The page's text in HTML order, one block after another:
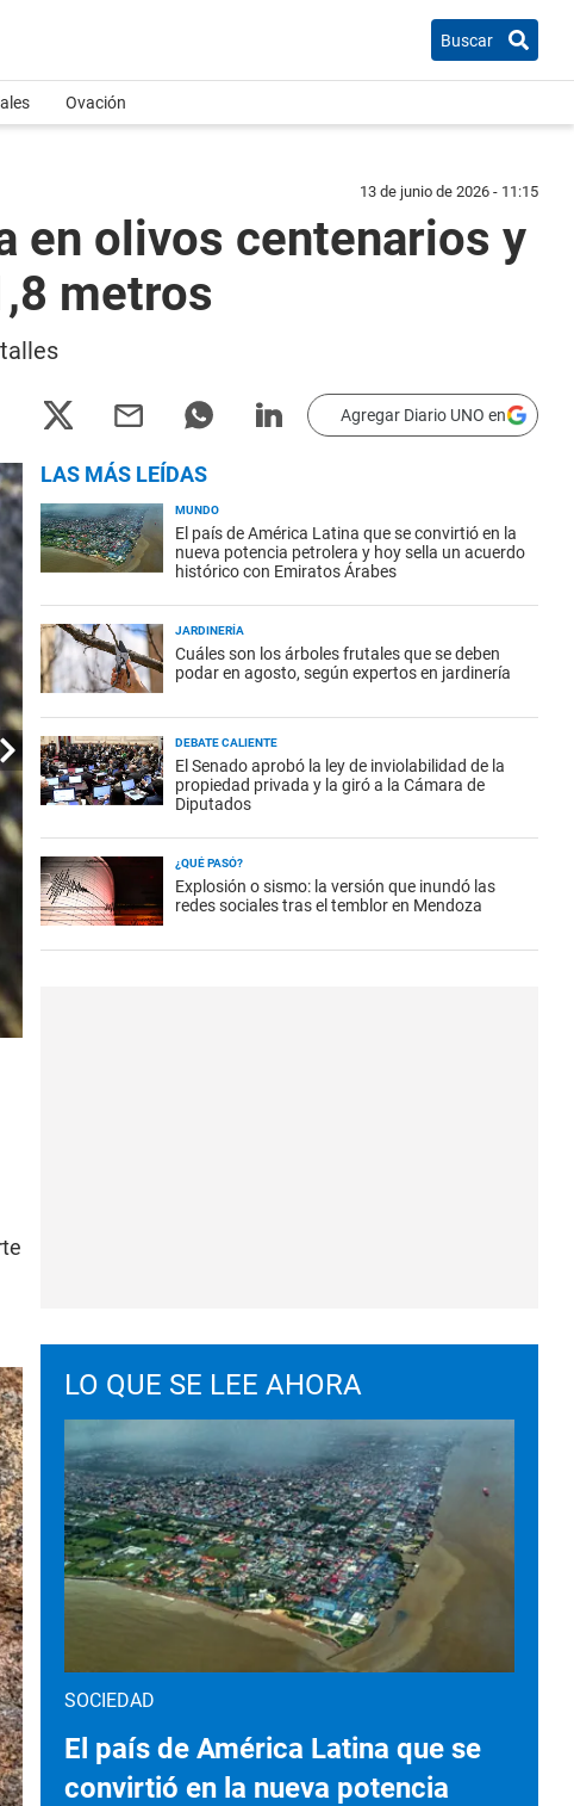
Buscar
Ovación
13 de junio de 2026 - 11:15
en olivos centenarios y
metros
Agregar Diario UNO en
LAS MÁS LEÍDAS
MUNDO
El país de América Latina que se convirtió en la
nueva potencia petrolera y hoy sella un acuerdo
histórico con Emiratos Árabes
JARDINERÍA
Cuáles son los árboles frutales que se deben
podar en agosto, según expertos en jardinería
DEBATE CALIENTE
El Senado aprobó la ley de inviolabilidad de la
propiedad privada y la giró a la Cámara de
Diputados
¿QUÉ PASÓ?
Explosión o sismo: la versión que inundó las
redes sociales tras el temblor en Mendoza
LO QUE SE LEE AHORA
SOCIEDAD
El país de América Latina que se
convirtió en la nueva potencia